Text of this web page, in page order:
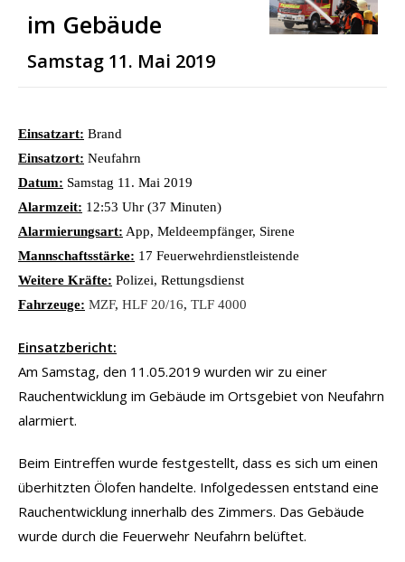
im Gebäude
Samstag 11. Mai 2019
Einsatzart: Brand
Einsatzort: Neufahrn
Datum: Samstag 11. Mai 2019
Alarmzeit: 12:53 Uhr (37 Minuten)
Alarmierungsart: App, Meldeempfänger, Sirene
Mannschaftsstärke: 17 Feuerwehrdienstleistende
Weitere Kräfte: Polizei, Rettungsdienst
Fahrzeuge: MZF, HLF 20/16, TLF 4000
Einsatzbericht:
Am Samstag, den 11.05.2019 wurden wir zu einer
Rauchentwicklung im Gebäude im Ortsgebiet von Neufahrn
alarmiert.
Beim Eintreffen wurde festgestellt, dass es sich um einen
überhitzten Ölofen handelte. Infolgedessen entstand eine
Rauchentwicklung innerhalb des Zimmers. Das Gebäude
wurde durch die Feuerwehr Neufahrn belüftet.